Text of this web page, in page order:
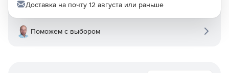
Доставка на почту 12 августа или раньше
Поможем с выбором